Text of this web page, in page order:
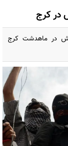
در کرج
در ماهدشت کرج